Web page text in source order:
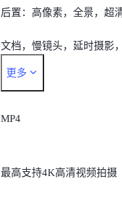
后置：高像素，全景，超
文档，慢镜头，延时摄影
超级月亮，星空，专业，
拍，美食，扫描，夜景，
更多
MP4
最高支持4K高清视频拍摄